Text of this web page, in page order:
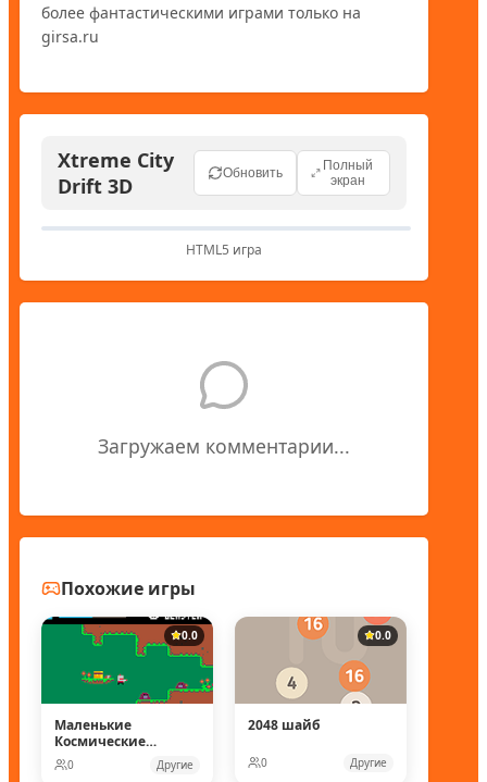
более фантастическими играми только на
Xtreme City
Drift 3D
Обновить
Полный
экран
HTML5 игра
Загружаем комментарии...
Похожие игры
0.0
Маленькие
Космические
рейнджеры
0 Другие
0.0
2048 шайб
0 Другие